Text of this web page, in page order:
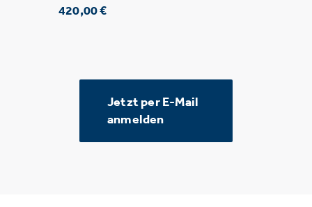
420,00 €
Jetzt per E-Mail
anmelden